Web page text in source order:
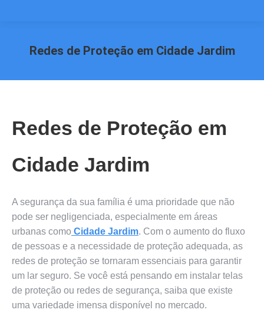
Redes de Proteção em Cidade Jardim
Redes de Proteção em
Cidade Jardim
A segurança da sua família é uma prioridade que não
pode ser negligenciada, especialmente em áreas
urbanas como Cidade Jardim. Com o aumento do fluxo
de pessoas e a necessidade de proteção adequada, as
redes de proteção se tornaram essenciais para garantir
um lar seguro. Se você está pensando em instalar telas
de proteção ou redes de segurança, saiba que existe
uma variedade imensa disponível no mercado.